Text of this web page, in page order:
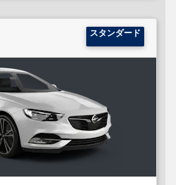
スタンダード